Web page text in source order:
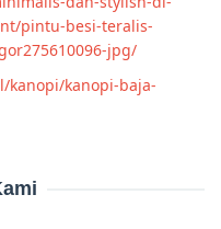
pintu-besi-teralis-
jpg/
kanopi/kanopi-baja-